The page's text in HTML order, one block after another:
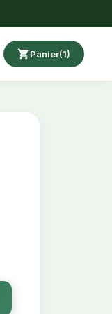
shopping_cartPanier(1)